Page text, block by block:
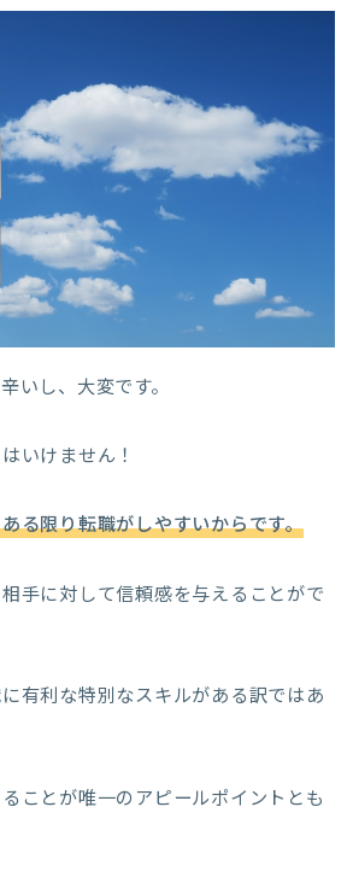
いし、大変です。
いけません！
る限り転職がしやすいからです。
手に対して信頼感を与えることがで
有利な特別なスキルがある訳ではあ
ことが唯一のアピールポイントとも